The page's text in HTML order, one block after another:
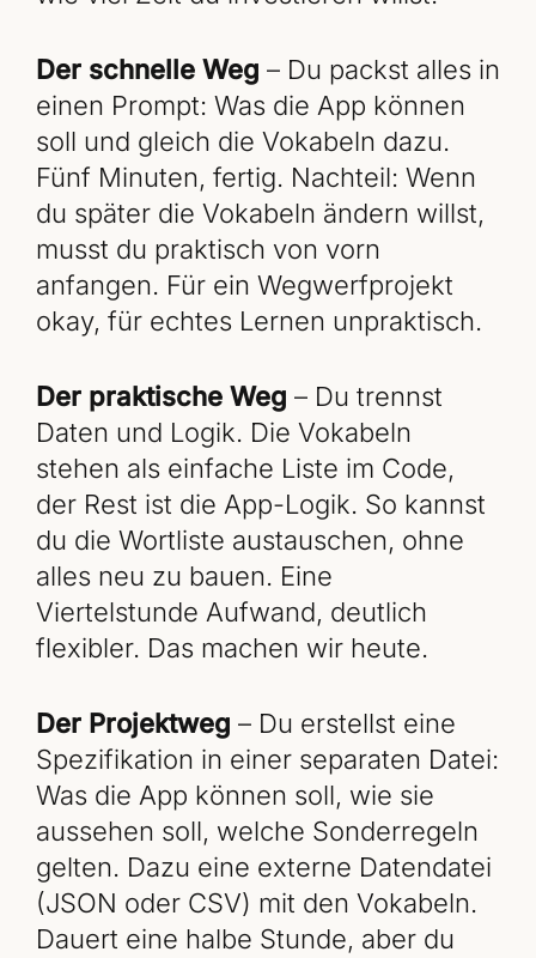
Der schnelle Weg – Du packst alles in
einen Prompt: Was die App können
soll und gleich die Vokabeln dazu.
Fünf Minuten, fertig. Nachteil: Wenn
du später die Vokabeln ändern willst,
musst du praktisch von vorn
anfangen. Für ein Wegwerfprojekt
okay, für echtes Lernen unpraktisch.
Der praktische Weg – Du trennst
Daten und Logik. Die Vokabeln
stehen als einfache Liste im Code,
der Rest ist die App-Logik. So kannst
du die Wortliste austauschen, ohne
alles neu zu bauen. Eine
Viertelstunde Aufwand, deutlich
flexibler. Das machen wir heute.
Der Projektweg – Du erstellst eine
Spezifikation in einer separaten Datei:
Was die App können soll, wie sie
aussehen soll, welche Sonderregeln
gelten. Dazu eine externe Datendatei
(JSON oder CSV) mit den Vokabeln.
Dauert eine halbe Stunde, aber du